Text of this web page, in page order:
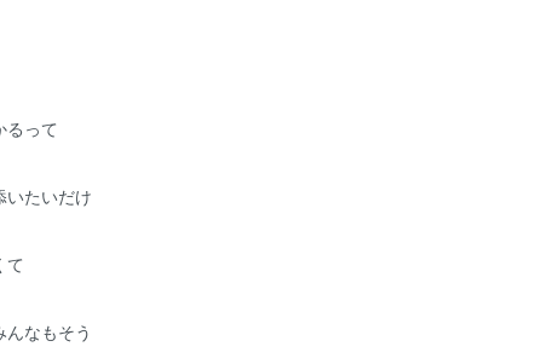
るって
いたいだけ
て
なもそう